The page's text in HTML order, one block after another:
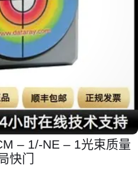
– 1/-NE – 1光束质量
快门